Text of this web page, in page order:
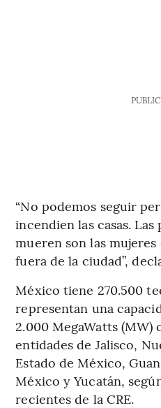
“No podemos seguir
incendien las casas. Las
mueren son las
fuera de la ciudad”,
México tiene 270.500
representan una
2.000 MegaWatts (MW)
entidades de Jalisco,
Estado de México,
México y Yucatán,
recientes de la CRE.